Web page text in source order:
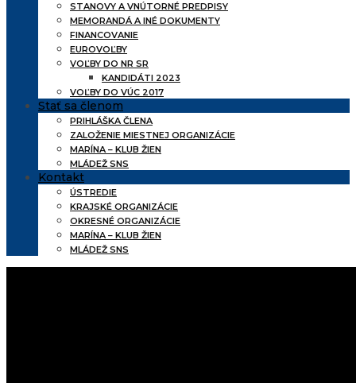
STANOVY A VNÚTORNÉ PREDPISY
MEMORANDÁ A INÉ DOKUMENTY
FINANCOVANIE
EUROVOĽBY
VOĽBY DO NR SR
KANDIDÁTI 2023
VOĽBY DO VÚC 2017
Stať sa členom
PRIHLÁŠKA ČLENA
ZALOŽENIE MIESTNEJ ORGANIZÁCIE
MARÍNA – KLUB ŽIEN
MLÁDEŽ SNS
Kontakt
ÚSTREDIE
KRAJSKÉ ORGANIZÁCIE
OKRESNÉ ORGANIZÁCIE
MARÍNA – KLUB ŽIEN
MLÁDEŽ SNS